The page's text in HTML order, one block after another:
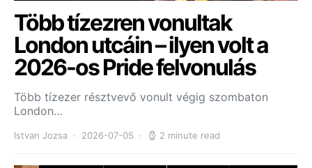
Több tízezren vonultak
London utcáin – ilyen volt a
2026-os Pride felvonulás
Több tízezer résztvevő vonult végig szombaton
London…
Istvan Jozsa 2026-07-05 2 minute read